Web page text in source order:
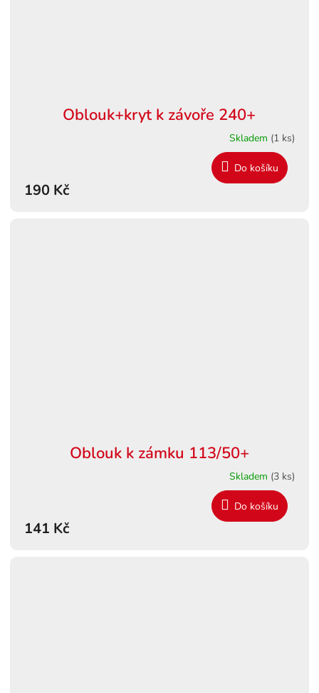
Oblouk+kryt k závoře 240+
Skladem (1 ks)
190 Kč
Do košíku
Oblouk k zámku 113/50+
Skladem (3 ks)
141 Kč
Do košíku